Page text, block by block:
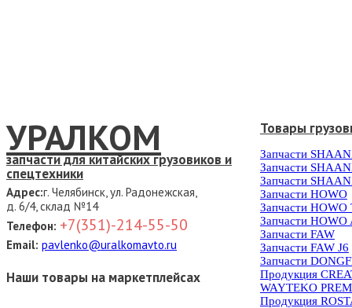
УРАЛКОМ
запчасти для китайских грузовиков и
спецтехники
Адрес:г. Челябинск, ул. Радонежская,
д. 6/4, склад №14
Телефон: +7(351)-214-55-50
Email: pavlenko@uralkomavto.ru
Наши товары на маркетплейсах
Товары
Запчасти
Запчасти
Запчасти
Запчасти HOWO
Запчасти HOWO
Запчасти HOWO
Запчасти FAW
Запчасти FAW J6
Запчасти
Продукция
WAYTEKO
Продукция